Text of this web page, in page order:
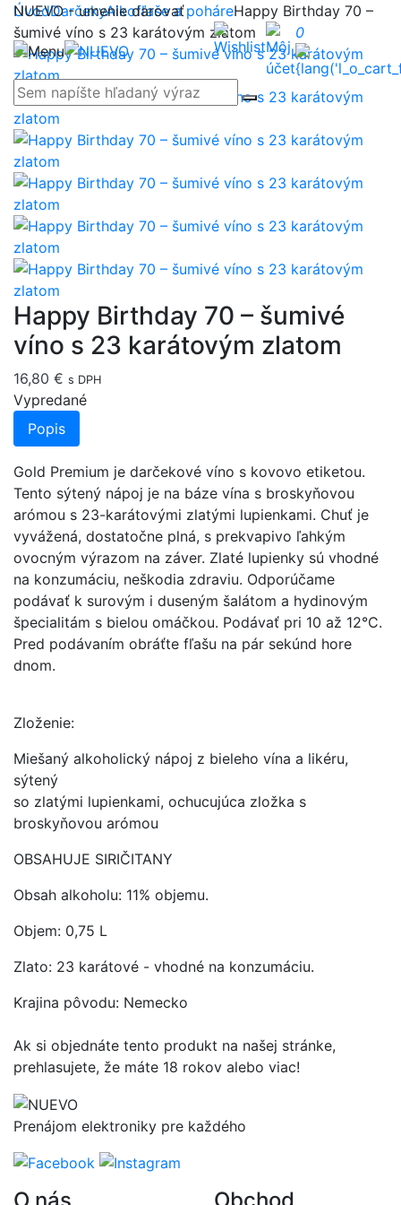
NUEVO - umenie darovať
0
ÚvodDarčekyAlkofľaše a poháreHappy Birthday 70 –
šumivé víno s 23 karátovým zlatom
Happy Birthday 70 – šumivé
víno s 23 karátovým zlatom
16,80 € s DPH
Vypredané
Popis
Gold Premium je darčekové víno s kovovo etiketou.
Tento sýtený nápoj je na báze vína s broskyňovou
arómou s 23-karátovými zlatými lupienkami. Chuť je
vyvážená, dostatočne plná, s prekvapivo ľahkým
ovocným výrazom na záver. Zlaté lupienky sú vhodné
na konzumáciu, neškodia zdraviu. Odporúčame
podávať k surovým i duseným šalátom a hydinovým
špecialitám s bielou omáčkou. Podávať pri 10 až 12°C.
Pred podávaním obráťte fľašu na pár sekúnd hore
dnom.
Zloženie:
Miešaný alkoholický nápoj z bieleho vína a likéru,
sýtený
so zlatými lupienkami, ochucujúca zložka s
broskyňovou arómou
OBSAHUJE SIRIČITANY
Obsah alkoholu: 11% objemu.
Objem: 0,75 L
Zlato: 23 karátové - vhodné na konzumáciu.
Krajina pôvodu: Nemecko
Ak si objednáte tento produkt na našej stránke,
prehlasujete, že máte 18 rokov alebo viac!
Prenájom elektroniky pre každého